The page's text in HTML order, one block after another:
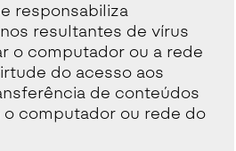
responsabiliza
resultantes de vírus
o computador ou a rede
do acesso aos
de conteúdos
computador ou rede do